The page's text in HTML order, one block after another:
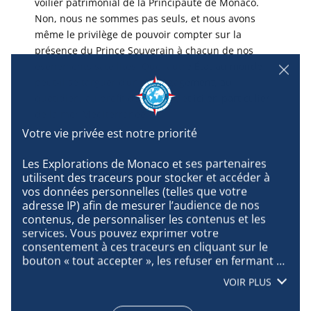
Les Explorations de Monaco et ses partenaires
utilisent des traceurs pour stocker et accéder à
vos données personnelles (telles que votre
adresse IP) afin de mesurer l’audience de nos
contenus, de personnaliser les contenus et les
services. Vous pouvez exprimer votre
consentement à ces traceurs en cliquant sur le
bouton « tout accepter », les refuser en fermant
accepter », ou vous informer sur le détail de
chaque finalité et exprimer votre choix pour
VOIR PLUS
Non, nous ne sommes pas seuls, et nous avons
même le privilège de pouvoir compter sur la
présence du Prince Souverain à chacun de nos
peut-il se targuer d’un tel engagement, au
quotidien, au profit de l’Océan, et ici en particulier
de la mer Méditerranée ?